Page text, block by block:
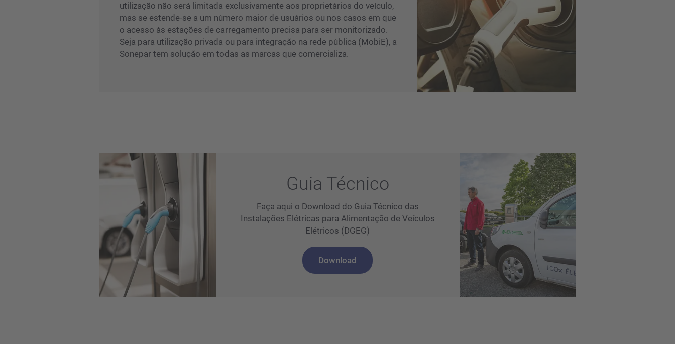
utilização não será limitada exclusivamente aos proprietários do veículo,
mas se estende-se a um número maior de usuários ou nos casos em que
o acesso às estações de carregamento precisa para ser monitorizado.
Seja para utilização privada ou para integração na rede pública (MobiE), a
Sonepar tem solução em todas as marcas que comercializa.
Guia Técnico
Faça aqui o Download do Guia Técnico das
Instalações Elétricas para Alimentação de Veículos
Elétricos (DGEG)
Download